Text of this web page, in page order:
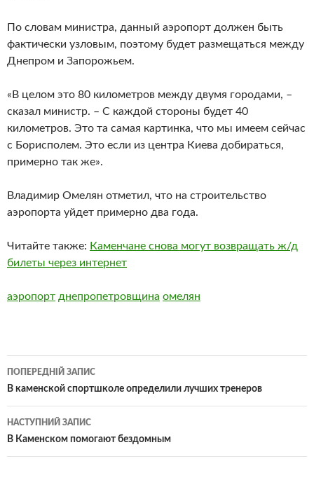
По словам министра, данный аэропорт должен быть
фактически узловым, поэтому будет размещаться между
Днепром и Запорожьем.
«В целом это 80 километров между двумя городами, –
сказал министр. – С каждой стороны будет 40
километров. Это та самая картинка, что мы имеем сейчас
с Борисполем. Это если из центра Киева добираться,
примерно так же».
Владимир Омелян отметил, что на строительство
аэропорта уйдет примерно два года.
Читайте также: Каменчане снова могут возвращать ж/д
билеты через интернет
аэропорт днепропетровщина омелян
Навігація
по
записам
ПОПЕРЕДНІЙ ЗАПИС
В каменской спортшколе определили лучших тренеров
НАСТУПНИЙ ЗАПИС
В Каменском помогают бездомным